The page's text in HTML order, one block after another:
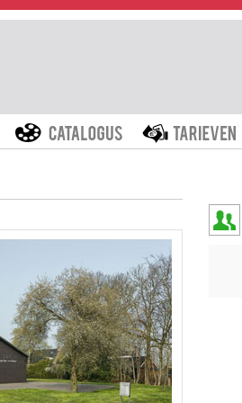
ONS PRODUCT CATALOGUS